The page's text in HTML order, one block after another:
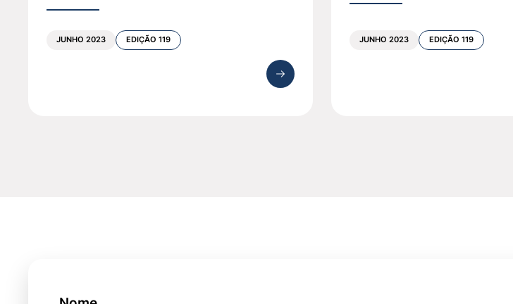
JUNHO 2023 EDIÇÃO 119 JUNHO 2023 EDIÇÃO 119